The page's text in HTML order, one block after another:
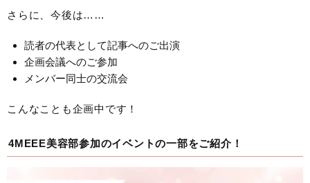
さらに、今後は……
読者の代表として記事へのご出演
企画会議へのご参加
メンバー同士の交流会
こんなことも企画中です！
4MEEE美容部参加のイベントの一部をご紹介！